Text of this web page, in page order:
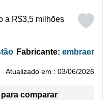
a R$3,5 milhões
Fabricante: embraer
Atualizado em : 03/06/2026
comparar